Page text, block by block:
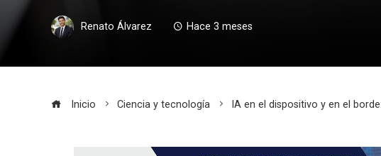
Renato Álvarez Hace 3 meses
Inicio Ciencia y tecnología IA en el dispositivo y en el